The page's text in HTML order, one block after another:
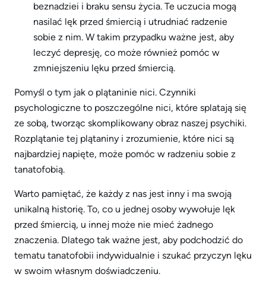
beznadziei i braku sensu życia. Te uczucia mogą
nasilać lęk przed śmiercią i utrudniać radzenie
sobie z nim. W takim przypadku ważne jest, aby
leczyć depresję, co może również pomóc w
zmniejszeniu lęku przed śmiercią.
Pomyśl o tym jak o plątaninie nici. Czynniki
psychologiczne to poszczególne nici, które splatają się
ze sobą, tworząc skomplikowany obraz naszej psychiki.
Rozplątanie tej plątaniny i zrozumienie, które nici są
najbardziej napięte, może pomóc w radzeniu sobie z
tanatofobią.
Warto pamiętać, że każdy z nas jest inny i ma swoją
unikalną historię. To, co u jednej osoby wywołuje lęk
przed śmiercią, u innej może nie mieć żadnego
znaczenia. Dlatego tak ważne jest, aby podchodzić do
tematu tanatofobii indywidualnie i szukać przyczyn lęku
w swoim własnym doświadczeniu.